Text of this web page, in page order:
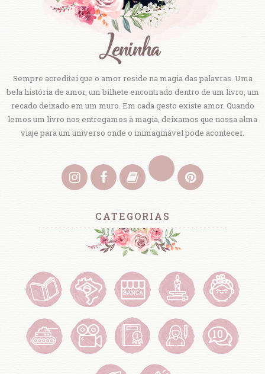
Sempre acreditei que o amor reside na magia das palavras. Uma
bela história de amor, um bilhete encontrado dentro de um livro, um
recado deixado em um muro. Em cada gesto existe amor. Quando
lemos um livro nos entregamos à magia, deixamos que nossa alma
viaje para um universo onde o inimaginável pode acontecer.
CATEGORIAS